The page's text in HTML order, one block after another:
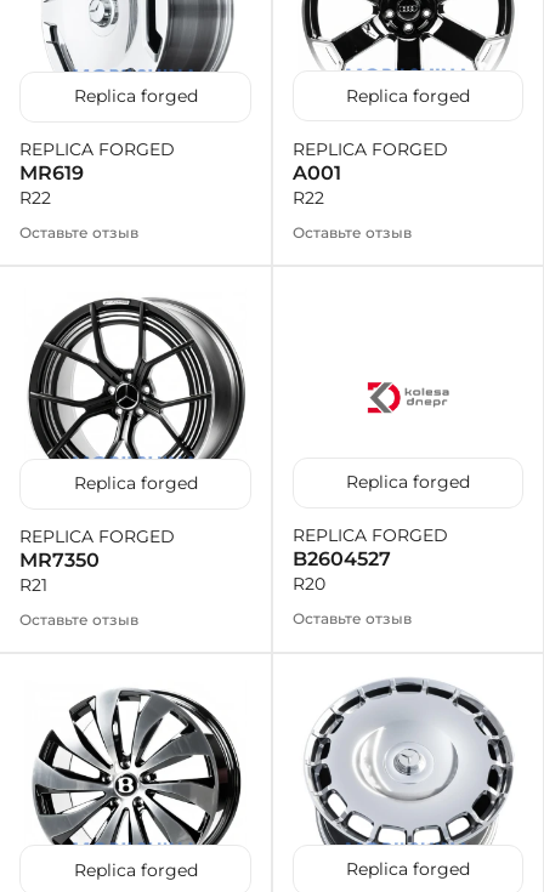
Replica forged
REPLICA FORGED
MR619
R22
Оставьте отзыв
Replica forged
REPLICA FORGED
A001
R22
Оставьте отзыв
Replica forged
REPLICA FORGED
MR7350
R21
Оставьте отзыв
Replica forged
REPLICA FORGED
B2604527
R20
Оставьте отзыв
Replica forged Replica forged